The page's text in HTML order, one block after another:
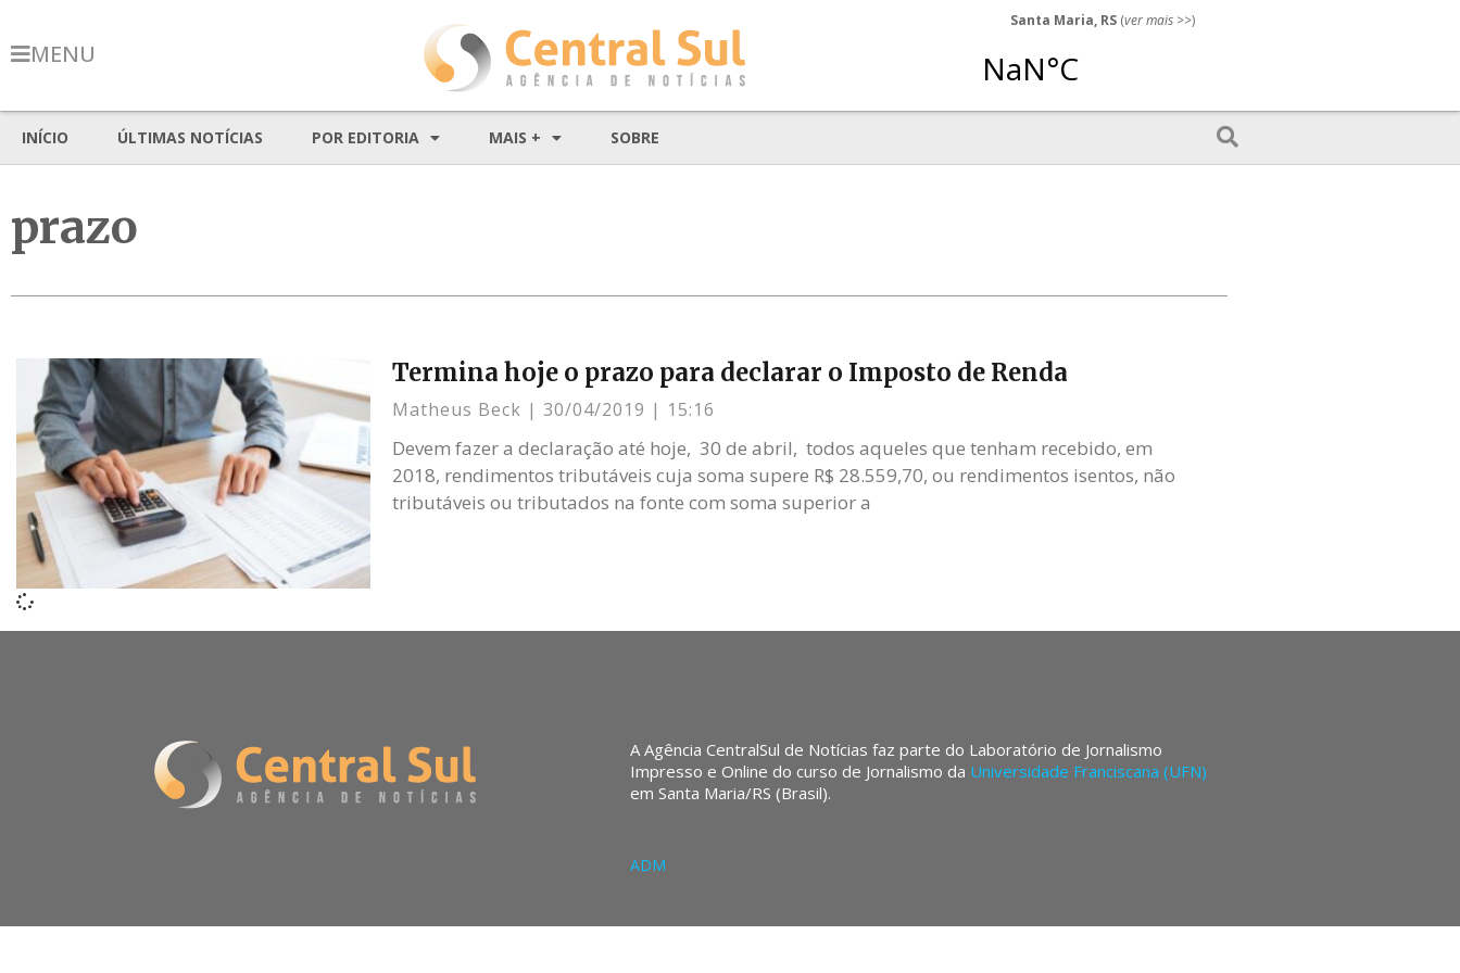
MENU
Santa Maria, RS (ver mais >>)
INÍCIO ÚLTIMAS NOTÍCIAS POR EDITORIA MAIS + SOBRE
prazo
Termina hoje o prazo para declarar o Imposto de Renda
Matheus Beck 30/04/2019 15:16
Devem fazer a declaração até hoje, 30 de abril, todos aqueles que tenham recebido, em
2018, rendimentos tributáveis cuja soma supere R$ 28.559,70, ou rendimentos isentos, não
tributáveis ou tributados na fonte com soma superior a
A Agência CentralSul de Notícias faz parte do Laboratório de Jornalismo
Impresso e Online do curso de Jornalismo da Universidade Franciscana (UFN)
em Santa Maria/RS (Brasil).
ADM